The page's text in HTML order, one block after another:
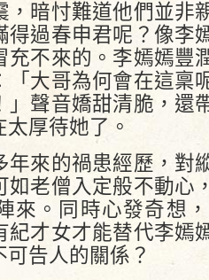
，暗忖難道他們並非
得過春申君呢？像李
充不來的。李嫣嫣豐
「大哥為何會在這稟
」聲音嬌甜清脆，還
厚待她了。
年來的禍患經歷，對
如老僧入定般不動心
來。同時心發奇想
紀才女才能替代李嫣
告人的關係？